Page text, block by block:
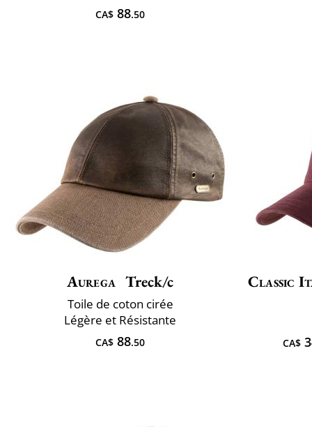
CA$ 88.50
Aurega Treck/c
Toile de coton cirée
Légère et Résistante
CA$ 88.50
Classic
CA$